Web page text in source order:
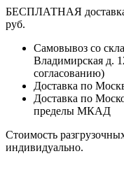
БЕСПЛАТНАЯ доставка
руб.
Самовывоз со
Владимирская д.
согласованию)
Доставка по
Доставка по
пределы МКАД
Стоимость
индивидуально.